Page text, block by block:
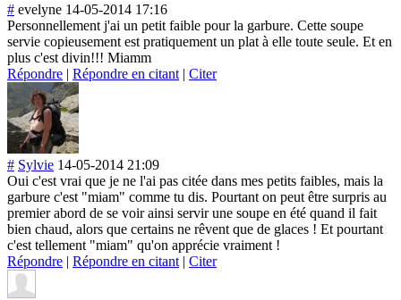
# evelyne 14-05-2014 17:16
Personnellement j'ai un petit faible pour la garbure. Cette soupe
servie copieusement est pratiquement un plat à elle toute seule. Et en
plus c'est divin!!! Miamm
Répondre | Répondre en citant | Citer
# Sylvie 14-05-2014 21:09
Oui c'est vrai que je ne l'ai pas citée dans mes petits faibles, mais la
garbure c'est "miam" comme tu dis. Pourtant on peut être surpris au
premier abord de se voir ainsi servir une soupe en été quand il fait
bien chaud, alors que certains ne rêvent que de glaces ! Et pourtant
c'est tellement "miam" qu'on apprécie vraiment !
Répondre | Répondre en citant | Citer